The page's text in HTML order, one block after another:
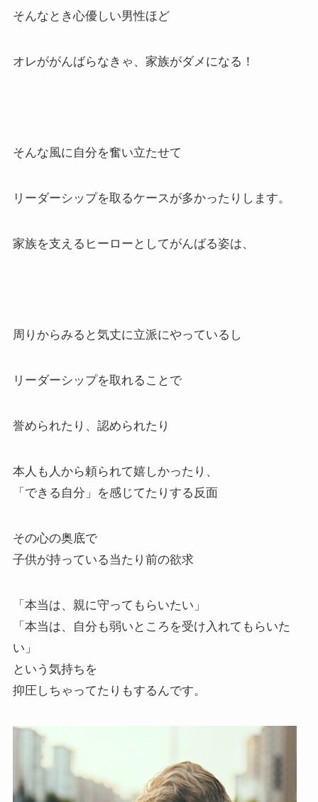
そんなとき心優しい男性ほど
オレががんばらなきゃ、家族がダメになる！
そんな風に自分を奮い立たせて
リーダーシップを取るケースが多かったりします。
家族を支えるヒーローとしてがんばる姿は、
周りからみると気丈に立派にやっているし
リーダーシップを取れることで
誉められたり、認められたり
本人も人から頼られて嬉しかったり、
「できる自分」を感じてたりする反面
その心の奥底で
子供が持っている当たり前の欲求
「本当は、親に守ってもらいたい」
「本当は、自分も弱いところを受け入れてもらいた
い」
という気持ちを
抑圧しちゃってたりもするんです。